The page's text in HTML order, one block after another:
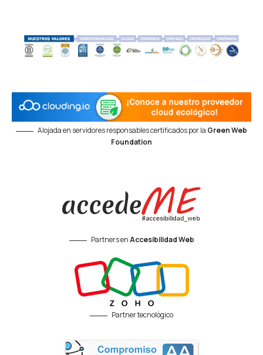
Alojada en servidores responsables certificados por la Green Web
Foundation
Partners enAccesibilidad Web
Partner tecnológico